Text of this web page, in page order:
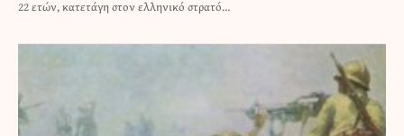
22 ετών, κατετάγη στον ελληνικό στρατό…